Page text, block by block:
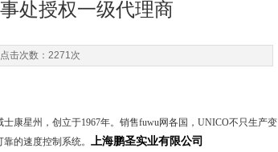
处授权一级代理商
击次数：2271次
康星州，创立于1967年。销售fuwu网各国，UNICO不只生产变
的速度控制系统。 上海鹏圣实业有限公司